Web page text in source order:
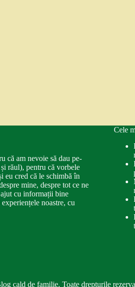
că am nevoie să dau pe-
răul), pentru că vorbele
eu cred că le schimbă în
mine, despre tot ce ne
cu informații bine
noastre, cu
Cele
cald de familie. Toate drepturile